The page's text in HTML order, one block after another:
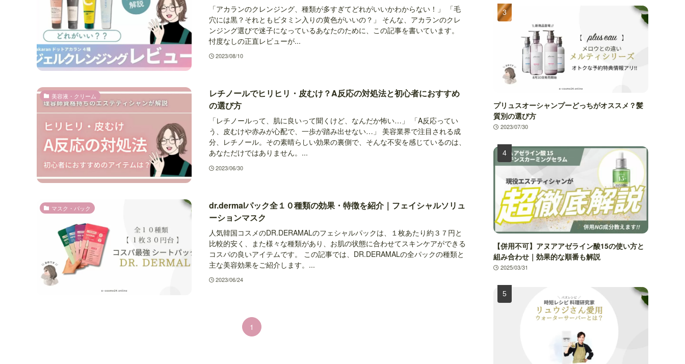
「アカランのクレンジング、種類が多すぎてどれがいいかわからない！」 「毛
穴には黒？それともビタミン入りの黄色がいいの？」 そんな、アカランのクレ
ンジング選びで迷子になっているあなたのために、この記事を書いています。
忖度なしの正直レビューが...
2023/08/10
美容液・クリーム
レチノールでヒリヒリ・皮むけ？A反応の対処法と初心者におすすめ
の選び方
「レチノールって、肌に良いって聞くけど、なんだか怖い…」 「A反応ってい
う、皮むけや赤みが心配で、一歩が踏み出せない…」 美容業界で注目される成
分、レチノール。その素晴らしい効果の裏側で、そんな不安を感じているのは、
あなただけではありません。...
2023/06/30
マスク・パック
dr.dermalパック全１０種類の効果・特徴を紹介｜フェイシャルソリュ
ーションマスク
人気韓国コスメのDR.DERAMALのフェシャルパックは、１枚あたり約３７円と
比較的安く、また様々な種類があり、お肌の状態に合わせてスキンケアができる
コスパの良いアイテムです。 この記事では、DR.DERAMALの全パックの種類と
主な美容効果をご紹介します。...
2023/06/24
1
プリュスオーシャンプーどっちがオススメ？髪
質別の選び方
2023/07/30
【併用不可】アヌアアゼライン酸15の使い方と
組み合わせ｜効果的な順番も解説
2025/03/31